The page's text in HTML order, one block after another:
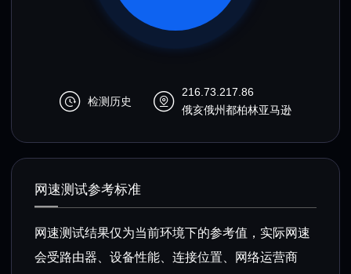
检测历史
216.73.217.86
俄亥俄州都柏林亚马逊
网速测试参考标准
网速测试结果仅为当前环境下的参考值，实际网速
会受路由器、设备性能、连接位置、网络运营商